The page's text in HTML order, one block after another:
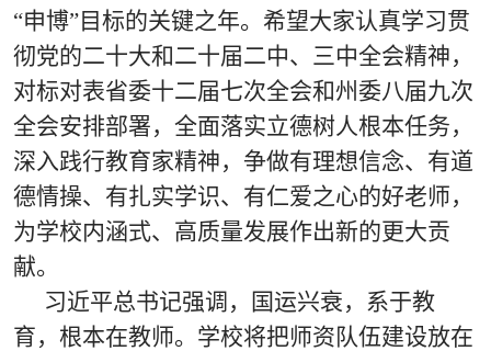
“申博”目标的关键之年。希望大家认真学习贯
彻党的二十大和二十届二中、三中全会精神，
对标对表省委十二届七次全会和州委八届九次
全会安排部署，全面落实立德树人根本任务，
深入践行教育家精神，争做有理想信念、有道
德情操、有扎实学识、有仁爱之心的好老师，
为学校内涵式、高质量发展作出新的更大贡
献。
习近平总书记强调，国运兴衰，系于教
育，根本在教师。学校将把师资队伍建设放在